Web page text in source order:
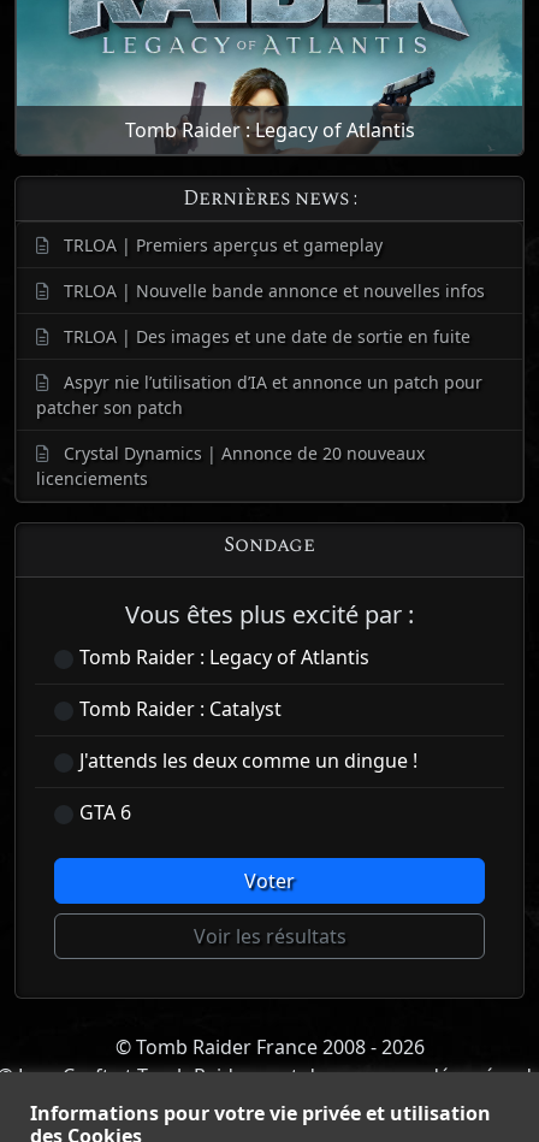
Tomb Raider : Legacy of Atlantis
Dernières news :
TRLOA | Premiers aperçus et gameplay
TRLOA | Nouvelle bande annonce et nouvelles infos
TRLOA | Des images et une date de sortie en fuite
Aspyr nie l’utilisation d’IA et annonce un patch pour
patcher son patch
Crystal Dynamics | Annonce de 20 nouveaux
licenciements
Sondage
Vous êtes plus excité par :
Tomb Raider : Legacy of Atlantis
Tomb Raider : Catalyst
J'attends les deux comme un dingue !
GTA 6
Voter
Voir les résultats
Informations pour votre vie privée et utilisation
des Cookies
© Tomb Raider France 2008 - 2026
Lara Croft et Tomb Raider sont des marques déposées
Square Enix Ltd.
ACCUEIL- TOMB RAIDER LEGACY OF ATLANTIS